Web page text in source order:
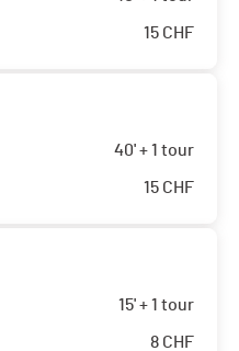
15 CHF
40' + 1 tour
15 CHF
15' + 1 tour
8 CHF